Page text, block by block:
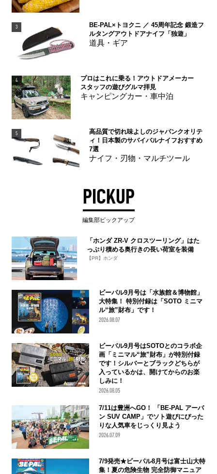
3
BE-PAL×トヨクニ ／ 45周年記念 鍛造フ
ルタングアウトドアナイフ「独遊」
道具・ギア
4
プロはこれに乗る！アウトドアメーカー
スタッフの遊びグルマ拝見
キャンピングカー・車中泊
5
高品質で切れ味よしのジャパンクオリテ
ィ！日本製のサバイバルナイフおすすめ
7選
ナイフ・刃物・マルチツール
PICKUP
編集部ピックアップ
「ホンダ ZR-V クロスツーリング」はた
っぷり積める奥行きの長い荷室を装備
【PR】ホンダ
ビーパル9月号は「水族館＆博物館」
大特集！ 特別付録は「SOTO ミニマ
ル“旅”財布」です！
2026.08.07
ビーパル9月号はSOTOとのコラボ企
画「ミニマル“旅”財布」が特別付録
です！シルバーとブラックどちらが
入っているかは、開けてからのお楽
しみに！
2026.08.05
7/11は豊洲へGO！ 「BE-PAL アーバ
ン SUV CAMP」でソト遊びにぴった
りな人気車をじっくり見よう
2026.07.09
7/9発売★ビーパル8月号は富士山大特
集！夏の危険生物 完全防御マニュア